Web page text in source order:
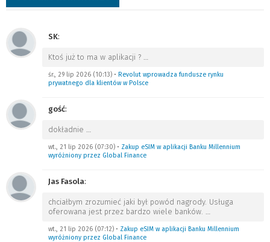
SK:
Ktoś już to ma w aplikacji ? …
śr., 29 lip 2026 (10:13) • Revolut wprowadza fundusze rynku
prywatnego dla klientów w Polsce
gość:
dokładnie …
wt., 21 lip 2026 (07:30) • Zakup eSIM w aplikacji Banku Millennium
wyróżniony przez Global Finance
Jas Fasola:
chciałbym zrozumieć jaki był powód nagrody. Usługa
oferowana jest przez bardzo wiele banków. …
wt., 21 lip 2026 (07:12) • Zakup eSIM w aplikacji Banku Millennium
wyróżniony przez Global Finance